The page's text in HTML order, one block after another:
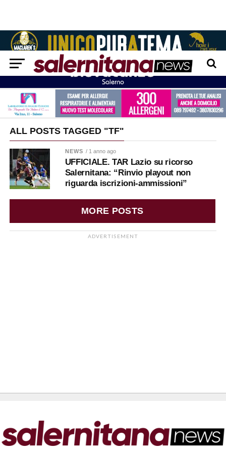
ALL POSTS TAGGED "TF"
NEWS / 1 anno ago
UFFICIALE. TAR Lazio su ricorso
Salernitana: “Rinvio playout non
riguarda iscrizioni-ammissioni”
MORE POSTS
ADVERTISEMENT